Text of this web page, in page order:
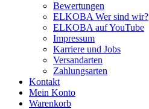
Bewertungen
ELKOBA Wer sind wir?
ELKOBA auf YouTube
Impressum
Karriere und Jobs
Versandarten
Zahlungsarten
Kontakt
Mein Konto
Warenkorb